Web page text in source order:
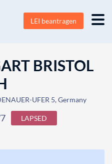
LEI beantragen
BRISTOL
UFER 5, Germany
LAPSED